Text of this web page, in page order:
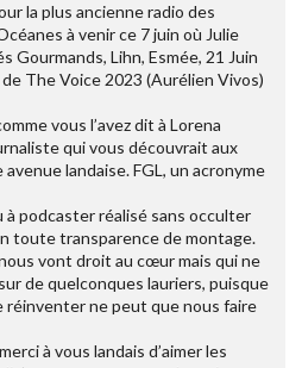
la plus ancienne radio des
à venir ce 7 juin où Julie
Gourmands, Lihn, Esmée, 21 Juin
The Voice 2023 (Aurélien Vivos)
vous l’avez dit à Lorena
qui vous découvrait aux
landaise. FGL, un acronyme
podcaster réalisé sans occulter
toute transparence de montage.
vont droit au cœur mais qui ne
de quelconques lauriers, puisque
réinventer ne peut que nous faire
à vous landais d’aimer les